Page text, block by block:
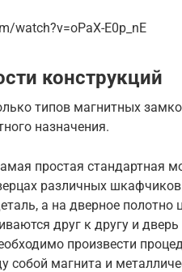
watch?v=oPaX-E0p_nE
конструкций
типов магнитных
назначения.
простая стандартная
различных
а на дверное
друг к другу и
произвести
собой магнита и